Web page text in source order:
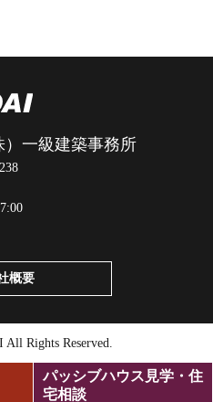
パッシブハウス見学・住
宅相談
一級建築事務所
概要
Rights Reserved.